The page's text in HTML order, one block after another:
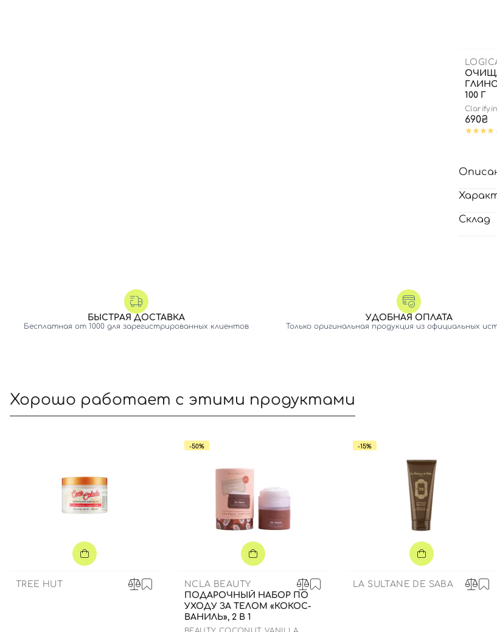
100 Г
690₴
Склад
БЫСТРАЯ ДОСТАВКА
Бесплатная от 1000 для зарегистрированных клиентов
УДОБНАЯ ОПЛАТА
Только оригинальная продукция из официальных
Хорошо работает с этими продуктами
TREE HUT
-50%
NCLA BEAUTY
ПОДАРОЧНЫЙ НАБОР ПО
УХОДУ ЗА ТЕЛОМ «КОКОС-
ВАНИЛЬ», 2 В 1
-15%
LA SULTANE DE SABA
Номер телефона